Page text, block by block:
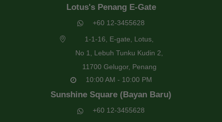
Lotus's Penang E-Gate
+60 12-3455628
1-1-16, E-gate, Lotus,
No 1, Lebuh Tunku Kudin 2,
11700 Gelugor, Penang
10:00 AM - 10:00 PM
Sunshine Square (Bayan Baru)
+60 12-3455628